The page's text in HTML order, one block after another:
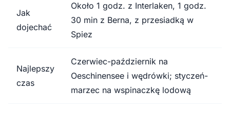
Jak
dojechać
Około 1 godz. z Interlaken, 1 godz.
30 min z Berna, z przesiadką w
Spiez
Najlepszy
czas
Czerwiec-październik na
Oeschinensee i wędrówki; styczeń-
marzec na wspinaczkę lodową